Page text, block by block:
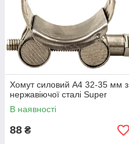
Хомут силовий А4 32-35 мм з
нержавіючої сталі Super
В наявності
88 ₴